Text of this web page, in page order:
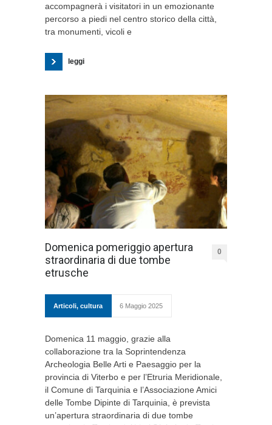
accompagnerà i visitatori in un emozionante
percorso a piedi nel centro storico della città,
tra monumenti, vicoli e
leggi
Domenica pomeriggio apertura
straordinaria di due tombe
etrusche
0
Articoli, cultura 6 Maggio 2025
Domenica 11 maggio, grazie alla
collaborazione tra la Soprintendenza
Archeologia Belle Arti e Paesaggio per la
provincia di Viterbo e per l’Etruria Meridionale,
il Comune di Tarquinia e l’Associazione Amici
delle Tombe Dipinte di Tarquinia, è prevista
un’apertura straordinaria di due tombe